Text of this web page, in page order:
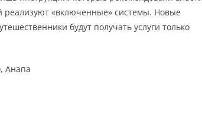
реализуют «включенные» системы. Новые
будут получать услуги только
Анапа